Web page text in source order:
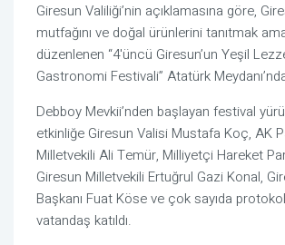
Giresun Valiliği’nin açıklamasına göre,
mutfağını ve doğal ürünlerini tanıtmak
düzenlenen “4'üncü Giresun’un Yeşil
Gastronomi Festivali” Atatürk
Debboy Mevkii’nden başlayan festival
etkinliğe Giresun Valisi Mustafa Koç, AK
Milletvekili Ali Temür, Milliyetçi Hareket
Giresun Milletvekili Ertuğrul Gazi Konal,
Başkanı Fuat Köse ve çok sayıda
vatandaş katıldı.